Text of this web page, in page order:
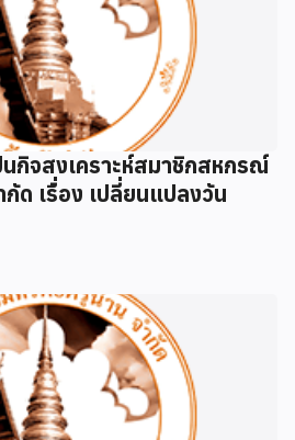
กิจสงเคราะห์สมาชิกสหกรณ์
ด เรื่อง เปลี่ยนแปลงวัน